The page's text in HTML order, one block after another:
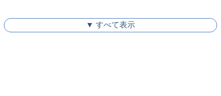
▼ すべて表示